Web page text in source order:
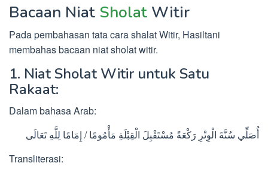
Bacaan Niat Sholat Witir
Pada pembahasan tata cara shalat Witir, Hasiltani
membahas bacaan niat sholat witir.
1. Niat Sholat Witir untuk Satu
Rakaat:
Dalam bahasa Arab:
أُصَلِّي سُنَّةَ الْوِتْرِ رَكْعَةً مُسْتَقْبِلَ الْقِبْلَةِ مَأْمُومًا / إِمَامًا لِلَّهِ تَعَالَى
Transliterasi: